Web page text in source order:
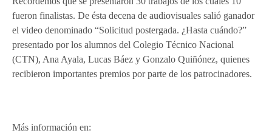
fueron finalistas. De ésta decena de audiovisuales salió ganador
el video denominado “Solicitud postergada. ¿Hasta cuándo?”
presentado por los alumnos del Colegio Técnico Nacional
(CTN), Ana Ayala, Lucas Báez y Gonzalo Quiñónez, quienes
recibieron importantes premios por parte de los patrocinadores.
Más información en: